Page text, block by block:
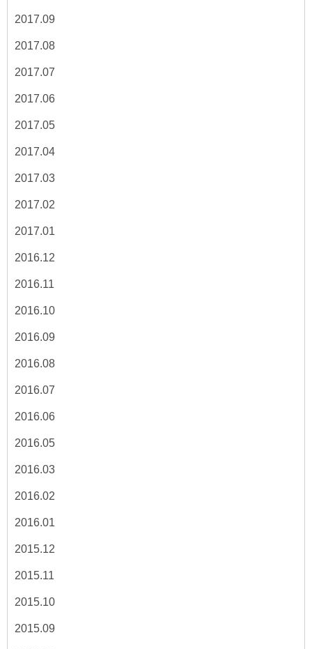
2017.09
2017.08
2017.07
2017.06
2017.05
2017.04
2017.03
2017.02
2017.01
2016.12
2016.11
2016.10
2016.09
2016.08
2016.07
2016.06
2016.05
2016.03
2016.02
2016.01
2015.12
2015.11
2015.10
2015.09